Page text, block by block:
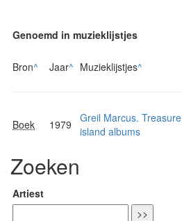
Genoemd in muzieklijstjes
Bron^ Jaar^ Muzieklijstjes^
Boek 1979
Greil Marcus. Treasure
island albums
Zoeken
Artiest